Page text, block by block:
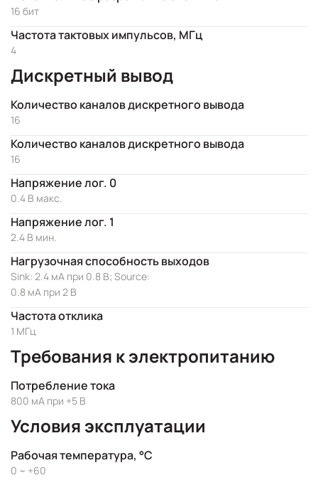
16 бит
Частота тактовых импульсов, МГц
4
Дискретный вывод
Количество каналов дискретного вывода
16
Количество каналов дискретного вывода
16
Напряжение лог. 0
0.4 В макс.
Напряжение лог. 1
2.4 В мин.
Нагрузочная способность выходов
Sink: 2.4 мА при 0.8 В; Source:
0.8 мА при 2 В
Частота отклика
1 МГц
Требования к электропитанию
Потребление тока
800 мА при +5 В
Условия эксплуатации
Рабочая температура, °C
0 ~ +60